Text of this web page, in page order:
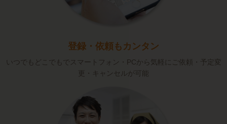
登録・依頼もカンタン
いつでもどこでもでスマートフォン・PCから気軽にご依頼・予定変
更・キャンセルが可能